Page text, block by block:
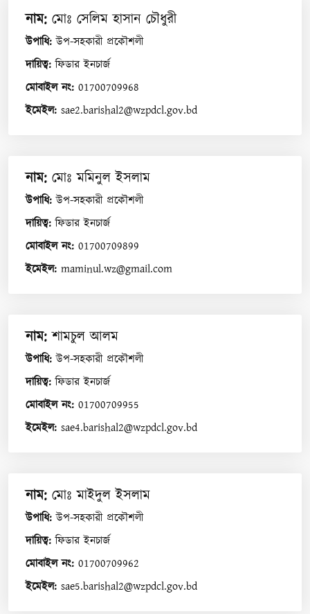
নাম: মোঃ সেলিম হাসান চৌধুরী
উপাধি:উপ-সহকারী প্রকৌশলী
দায়িত্ব:ফিডার ইনচার্জ
মোবাইল নং: 01700709968
ইমেইল: sae2.barishal2@wzpdcl.gov.bd
নাম: মোঃ মমিনুল ইসলাম
উপাধি:উপ-সহকারী প্রকৌশলী
দায়িত্ব:ফিডার ইনচার্জ
মোবাইল নং: 01700709899
ইমেইল: maminul.wz@gmail.com
নাম:শামচুল আলম
উপাধি:উপ-সহকারী প্রকৌশলী
দায়িত্ব:ফিডার ইনচার্জ
মোবাইল নং: 01700709955
ইমেইল: sae4.barishal2@wzpdcl.gov.bd
নাম: মোঃ মাইদুল ইসলাম
উপাধি:উপ-সহকারী প্রকৌশলী
দায়িত্ব:ফিডার ইনচার্জ
মোবাইল নং: 01700709962
ইমেইল: sae5.barishal2@wzpdcl.gov.bd